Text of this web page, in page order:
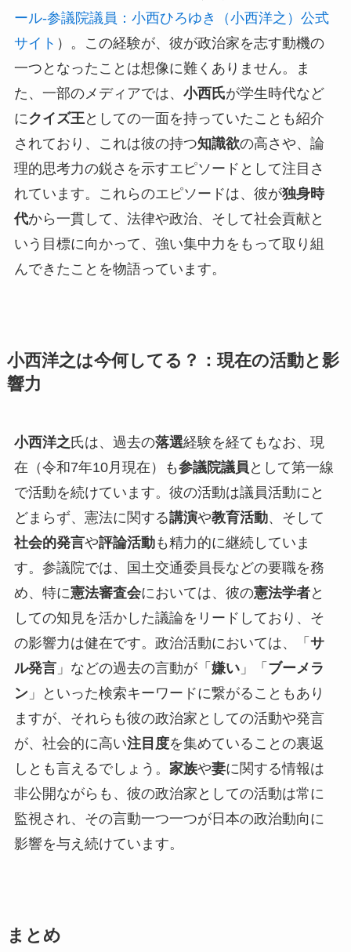
ール-参議院議員：小西ひろゆき（小西洋之）公式
サイト ）。この経験が、彼が政治家を志す動機の
一つとなったことは想像に難くありません。ま
た、一部のメディアでは、 小西氏が学生時代など
にクイズ王 としての一面を持っていたことも紹介
されており、これは彼の持つ知識欲の高さや、論
理的思考力の鋭さを示すエピソードとして注目さ
れています。これらのエピソードは、彼が独身時
代から一貫して、法律や政治、そして社会貢献と
いう目標に向かって、強い集中力をもって取り組
んできたことを物語っています。
小西洋之は今何してる？：現在の活動と影
響力
小西洋之氏は、過去の落選経験を経てもなお、現
在（令和7年10月現在）も参議院議員 として第一線
で活動を続けています。彼の活動は議員活動にと
どまらず、憲法に関する講演や教育活動、そして
社会的発言や評論活動も精力的に継続していま
す。参議院では、国土交通委員長などの要職を務
め、特に憲法審査会においては、彼の憲法学者と
しての知見を活かした議論をリードしており、そ
の影響力は健在です。政治活動においては、「 サ
ル発言」などの過去の言動が「 嫌い」「 ブーメラ
ン」といった検索キーワードに繋がることもあり
ますが、それらも彼の政治家としての活動や発言
が、社会的に高い注目度を集めていることの裏返
しとも言えるでしょう。 家族や妻に関する情報は
非公開ながらも、彼の政治家としての活動は常に
監視され、その言動一つ一つが日本の政治動向に
影響を与え続けています。
まとめ